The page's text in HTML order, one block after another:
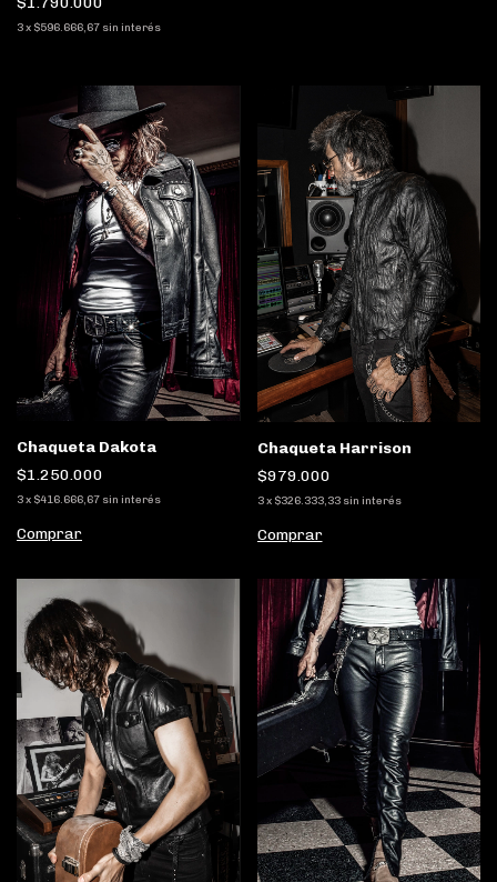
3x $596.666,67 sin interés
Chaqueta Dakota
$1.250.000
3x $416.666,67 sin interés
Comprar
Chaqueta Harrison
$979.000
3 x $326.333,33 sin interés
Comprar